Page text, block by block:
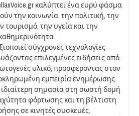
καλύπτει ένα ευρύ φάσμα
την κοινωνία, την πολιτική, την
τουρισμό, την υγεία και την
σύγχρονες τεχνολογίες
επιλεγμένες ειδήσεις από
υλικό, προσφέροντας στον
εμπειρία ενημέρωσης.
σημασία στη σωστή δομή
φόρτωσης και τη βέλτιστη
σε κινητές συσκευές.